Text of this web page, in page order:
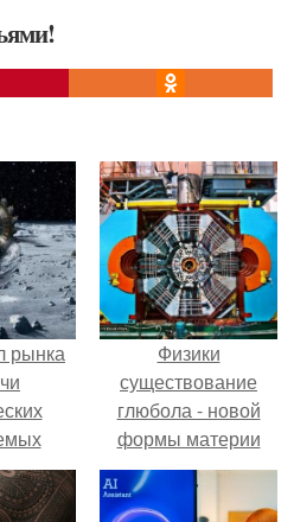
рынка
в $
Физики
существование
глюбола - новой
формы материи
подтвердили.